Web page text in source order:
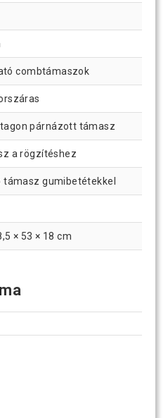
combtámaszok
párnázott támasz
a rögzítéshez
támasz gumibetétekkel
× 53 × 18 cm